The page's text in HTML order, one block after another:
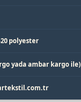
polyester
yada ambar kargo ile)